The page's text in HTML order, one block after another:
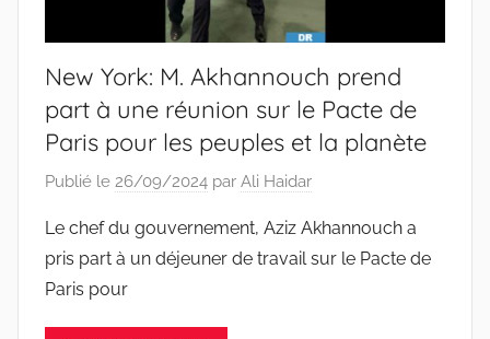
New York: M. Akhannouch prend
part à une réunion sur le Pacte de
Paris pour les peuples et la planète
Publié le 26/09/2024 par Ali Haidar
Le chef du gouvernement, Aziz Akhannouch a
pris part à un déjeuner de travail sur le Pacte de
Paris pour